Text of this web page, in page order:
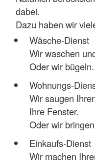
dabei.
Dazu haben wir
Wäsche-Dienst
Wir waschen
Oder wir bügeln.
Wohnungs-
Wir saugen
Ihre Fenster.
Oder wir
Einkaufs-Dienst
Wir machen